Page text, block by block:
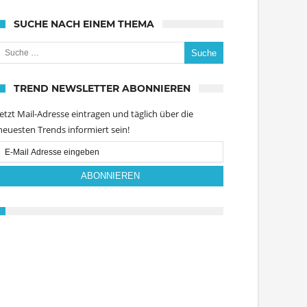
SUCHE NACH EINEM THEMA
nach:
TREND NEWSLETTER ABONNIEREN
Mail-Adresse eintragen und täglich über die
Trends informiert sein!
ABONNIEREN